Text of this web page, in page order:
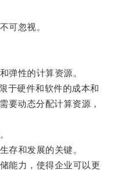
忽视。
性的计算资源。
硬件和软件的成本和
要动态分配计算资源，
和发展的关键。
力，使得企业可以更